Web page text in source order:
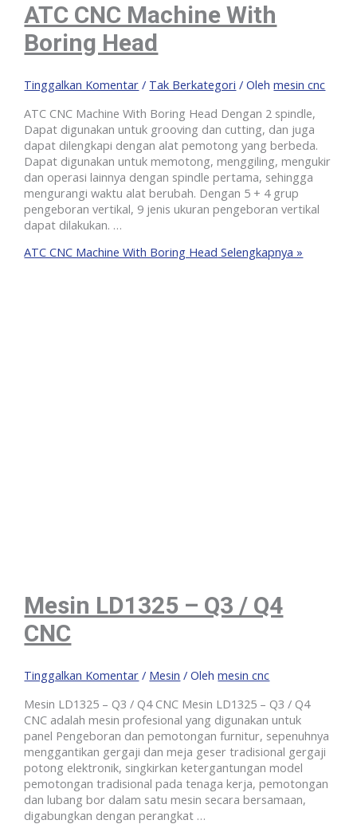
ATC CNC Machine With
Boring Head
Tinggalkan Komentar / Tak Berkategori / Olehmesin cnc
ATC CNC Machine With Boring Head Dengan 2 spindle,
Dapat digunakan untuk grooving dan cutting, dan juga
dapat dilengkapi dengan alat pemotong yang berbeda.
Dapat digunakan untuk memotong, menggiling, mengukir
dan operasi lainnya dengan spindle pertama, sehingga
mengurangi waktu alat berubah. Dengan 5 + 4 grup
pengeboran vertikal, 9 jenis ukuran pengeboran vertikal
dapat dilakukan. …
ATC CNC Machine With Boring Head Selengkapnya »
Mesin LD1325 – Q3 / Q4
CNC
Tinggalkan Komentar / Mesin / Olehmesin cnc
Mesin LD1325 – Q3 / Q4 CNC Mesin LD1325 – Q3 / Q4
CNC adalah mesin profesional yang digunakan untuk
panel Pengeboran dan pemotongan furnitur, sepenuhnya
menggantikan gergaji dan meja geser tradisional gergaji
potong elektronik, singkirkan ketergantungan model
pemotongan tradisional pada tenaga kerja, pemotongan
dan lubang bor dalam satu mesin secara bersamaan,
digabungkan dengan perangkat …